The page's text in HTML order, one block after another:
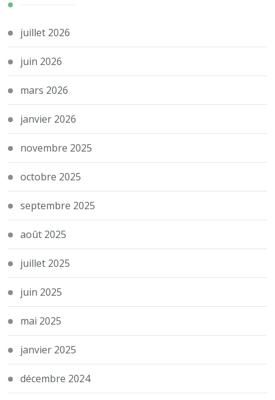
juillet 2026
juin 2026
mars 2026
janvier 2026
novembre 2025
octobre 2025
septembre 2025
août 2025
juillet 2025
juin 2025
mai 2025
janvier 2025
décembre 2024